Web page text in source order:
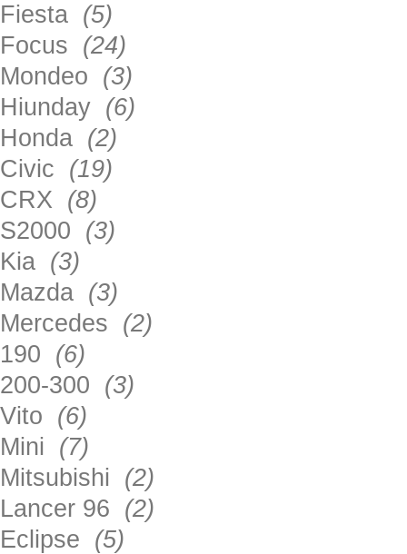
Fiesta (5)
Focus (24)
Mondeo (3)
Hiunday (6)
Honda (2)
Civic (19)
CRX (8)
S2000 (3)
Kia (3)
Mazda (3)
Mercedes (2)
190 (6)
200-300 (3)
Vito (6)
Mini (7)
Mitsubishi (2)
Lancer 96 (2)
Eclipse (5)